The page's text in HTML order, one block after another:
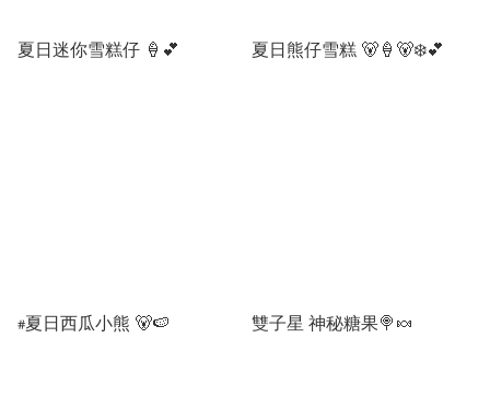
夏日迷你雪糕仔 🍦💕 夏日熊仔雪糕 🐻🍦🐻‍❄️💕
#夏日西瓜小熊 🐻🍉 雙子星 神秘糖果🍭🍬